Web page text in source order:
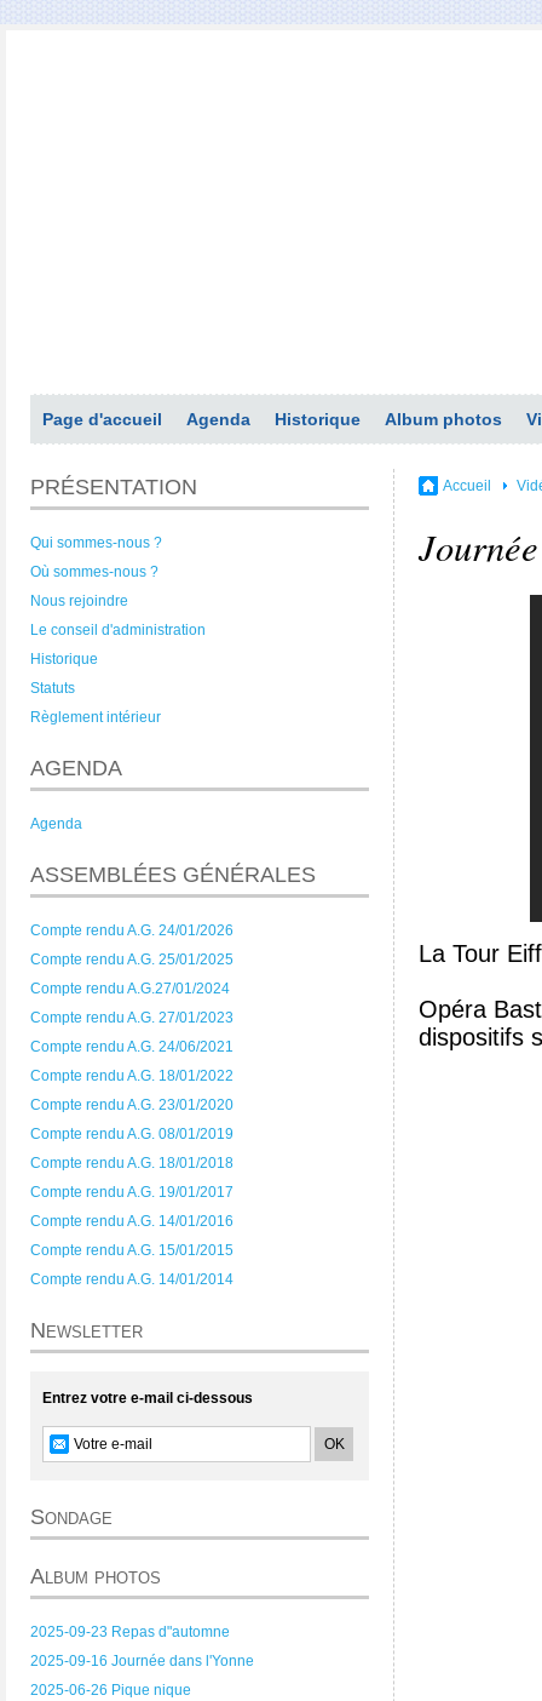
Page d'accueil Agenda Historique Album photos
PRÉSENTATION
Qui sommes-nous ?
Où sommes-nous ?
Nous rejoindre
Le conseil d'administration
Historique
Statuts
Règlement intérieur
AGENDA
Agenda
ASSEMBLÉES GÉNÉRALES
Compte rendu A.G. 24/01/2026
Compte rendu A.G. 25/01/2025
Compte rendu A.G.27/01/2024
Compte rendu A.G. 27/01/2023
Compte rendu A.G. 24/06/2021
Compte rendu A.G. 18/01/2022
Compte rendu A.G. 23/01/2020
Compte rendu A.G. 08/01/2019
Compte rendu A.G. 18/01/2018
Compte rendu A.G. 19/01/2017
Compte rendu A.G. 14/01/2016
Compte rendu A.G. 15/01/2015
Compte rendu A.G. 14/01/2014
Newsletter
Entrez votre e-mail ci-dessous
Sondage
Album photos
2025-09-23 Repas d"automne
2025-09-16 Journée dans l'Yonne
2025-06-26 Pique nique
Accueil
La Tour
Opéra
dispositifs